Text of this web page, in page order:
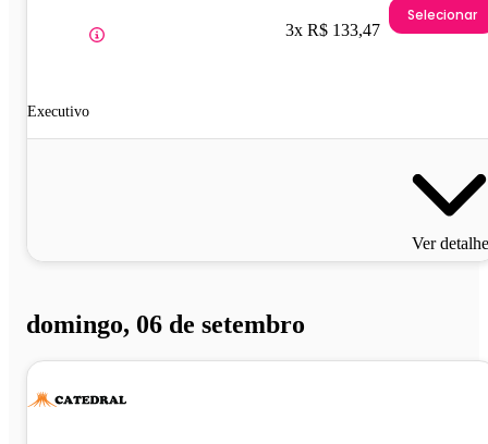
Executivo
3x R$ 133,47
Selecionar
Ver
domingo, 06 de setembro